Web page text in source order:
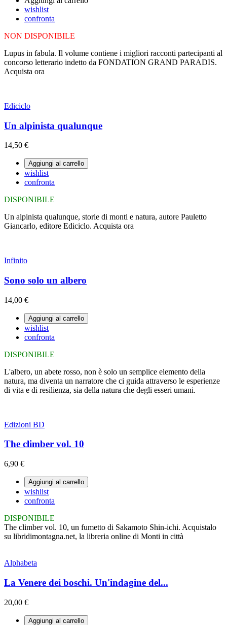
wishlist
confronta
NON DISPONIBILE
Lupus in fabula. Il volume contiene i migliori racconti partecipanti al
concorso letterario indetto da FONDATION GRAND PARADIS.
Acquista ora
Ediciclo
Un alpinista qualunque
14,50 €
Aggiungi al carrello
wishlist
confronta
DISPONIBILE
Un alpinista qualunque, storie di monti e natura, autore Pauletto
Giancarlo, editore Ediciclo. Acquista ora
Infinito
Sono solo un albero
14,00 €
Aggiungi al carrello
wishlist
confronta
DISPONIBILE
L'albero, un abete rosso, non è solo un semplice elemento della
natura, ma diventa un narratore che ci guida attraverso le esperienze
di vita e di resilienza, sia della natura che degli esseri umani.
Edizioni BD
The climber vol. 10
6,90 €
Aggiungi al carrello
wishlist
confronta
DISPONIBILE
The climber vol. 10, un fumetto di Sakamoto Shin-ichi. Acquistalo
su libridimontagna.net, la libreria online di Monti in città
Alphabeta
La Venere dei boschi. Un'indagine del...
20,00 €
Aggiungi al carrello